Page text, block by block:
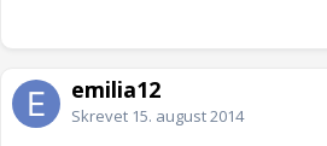
emilia12
Skrevet 15. august 2014